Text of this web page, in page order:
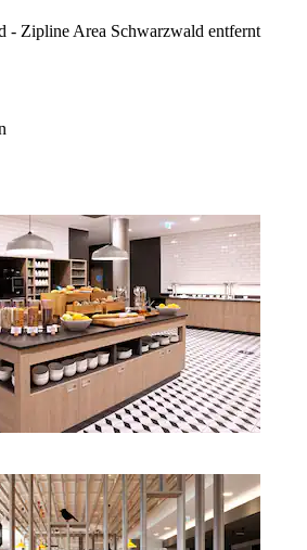
- Zipline Area Schwarzwald entfernt